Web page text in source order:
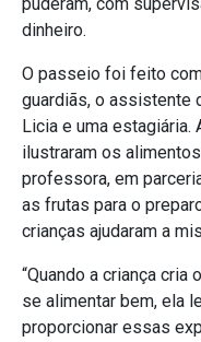
puderam, com
dinheiro.
O passeio foi feito
guardiãs, o assistente
Licia e uma estagiária.
ilustraram os
professora, em
as frutas para o
crianças ajudaram a
“Quando a criança
se alimentar bem, ela
proporcionar essas